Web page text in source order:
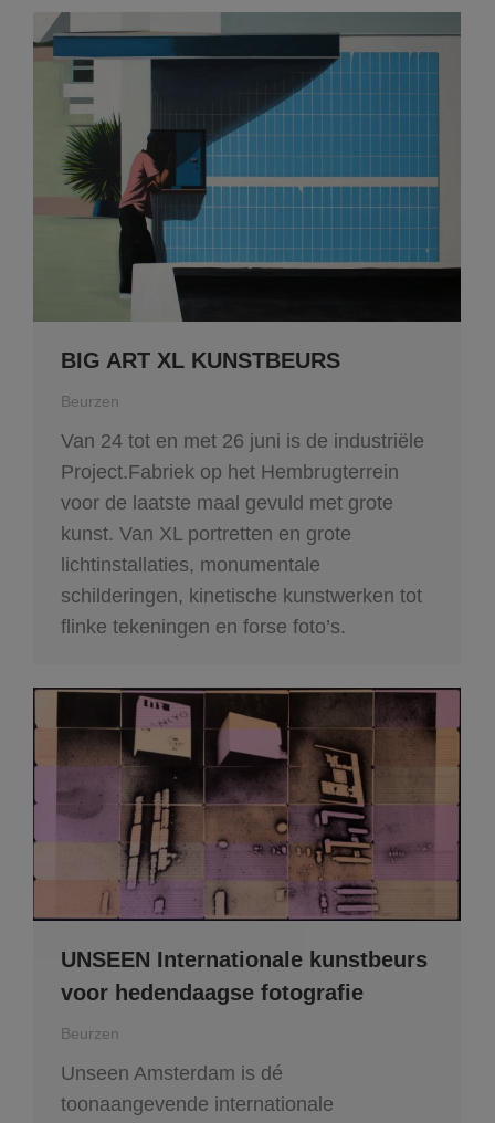
BIG ART XL KUNSTBEURS
Beurzen
Van 24 tot en met 26 juni is de industriële
Project.Fabriek op het Hembrugterrein
voor de laatste maal gevuld met grote
kunst. Van XL portretten en grote
lichtinstallaties, monumentale
schilderingen, kinetische kunstwerken tot
flinke tekeningen en forse foto’s.
UNSEEN Internationale kunstbeurs
voor hedendaagse fotografie
Beurzen
Unseen Amsterdam is dé
toonaangevende internationale